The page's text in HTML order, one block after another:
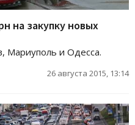
на закупку новых
Мариуполь и Одесса.
26 августа 2015, 13:14